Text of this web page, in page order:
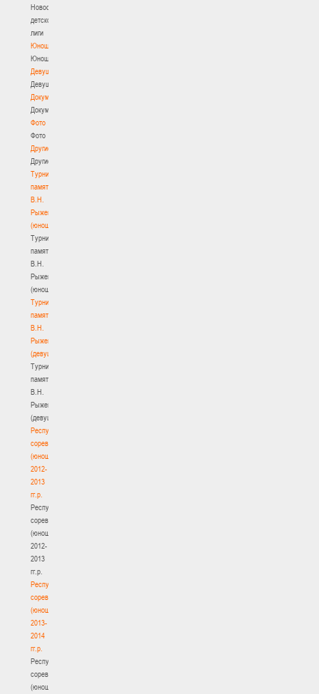
Новости
детской
лиги
Юноши
Юноши
Девушки
Девушки
Документы
Документы
Фото
Фото
Другие
Другие
Турнир
памяти
В.Н.
Рыженкова
(юноши)
Турнир
памяти
В.Н.
Рыженкова
(юноши)
Турнир
памяти
В.Н.
Рыженкова
(девушки)
Турнир
памяти
В.Н.
Рыженкова
(девушки)
Республиканские
соревнования
(юноши)
2012-
2013
гг.р.
Республиканские
соревнования
(юноши)
2012-
2013
гг.р.
Республиканские
соревнования
(юноши)
2013-
2014
гг.р.
Республиканские
соревнования
(юноши)